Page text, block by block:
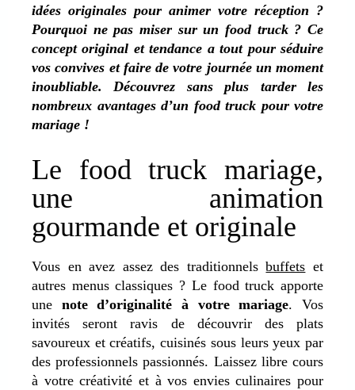
idées originales pour animer votre réception ?
Pourquoi ne pas miser sur un food truck ? Ce
concept original et tendance a tout pour séduire
vos convives et faire de votre journée un moment
inoubliable. Découvrez sans plus tarder les
nombreux avantages d’un food truck pour votre
mariage !
Le food truck mariage,
une animation
gourmande et originale
Vous en avez assez des traditionnelsbuffets et
autres menus classiques ? Le food truck apporte
une note d’originalité à votre mariage. Vos
invités seront ravis de découvrir des plats
savoureux et créatifs, cuisinés sous leurs yeux par
des professionnels passionnés. Laissez libre cours
à votre créativité et à vos envies culinaires pour